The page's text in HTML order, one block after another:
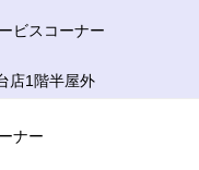
ビスコーナー
店1階半屋外
ナー